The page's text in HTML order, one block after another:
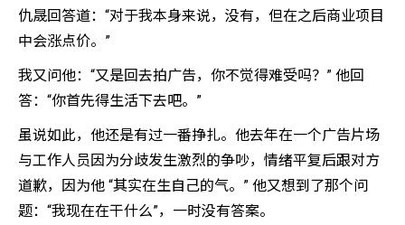
仇晟回答道：“对于我本身来说，没有，但在之后商业项目
中会涨点价。”
我又问他：“又是回去拍广告，你不觉得难受吗？” 他回
答：“你首先得生活下去吧。”
虽说如此，他还是有过一番挣扎。他去年在一个广告片场
与工作人员因为分歧发生激烈的争吵，情绪平复后跟对方
道歉，因为他 “其实在生自己的气。” 他又想到了那个问
题：“我现在在干什么”，一时没有答案。